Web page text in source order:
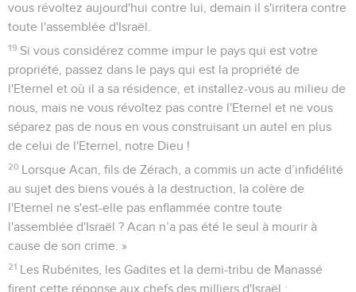
vous révoltez aujourd'hui contre lui, demain il s'irritera contre
toute l'assemblée d'Israël.
19 Si vous considérez comme impur le pays qui est votre
propriété, passez dans le pays qui est la propriété de
l'Eternel et où il a sa résidence, et installez-vous au milieu de
nous, mais ne vous révoltez pas contre l'Eternel et ne vous
séparez pas de nous en vous construisant un autel en plus
de celui de l'Eternel, notre Dieu !
20 Lorsque Acan, fils de Zérach, a commis un acte d’infidélité
au sujet des biens voués à la destruction, la colère de
l'Eternel ne s'est-elle pas enflammée contre toute
l'assemblée d'Israël ? Acan n’a pas été le seul à mourir à
cause de son crime. »
21 Les Rubénites, les Gadites et la demi-tribu de Manassé
firent cette réponse aux chefs des milliers d'Israël :